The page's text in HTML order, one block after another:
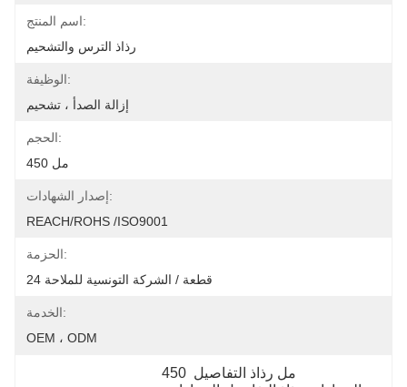
اسم المنتج:
رذاذ الترس والتشحيم
الوظيفة:
إزالة الصدأ ، تشحيم
الحجم:
450 مل
إصدار الشهادات:
REACH/ROHS /ISO9001
الحزمة:
24 قطعة / الشركة التونسية للملاحة
الخدمة:
OEM ، ODM
450 مل رذاذ التفاصيل